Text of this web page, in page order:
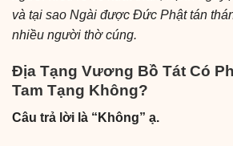
và tại sao Ngài được Đức Phật tán
nhiều người thờ cúng.
Địa Tạng Vương Bồ Tát Có
Tam Tạng Không?
Câu trả lời là “Không” ạ.